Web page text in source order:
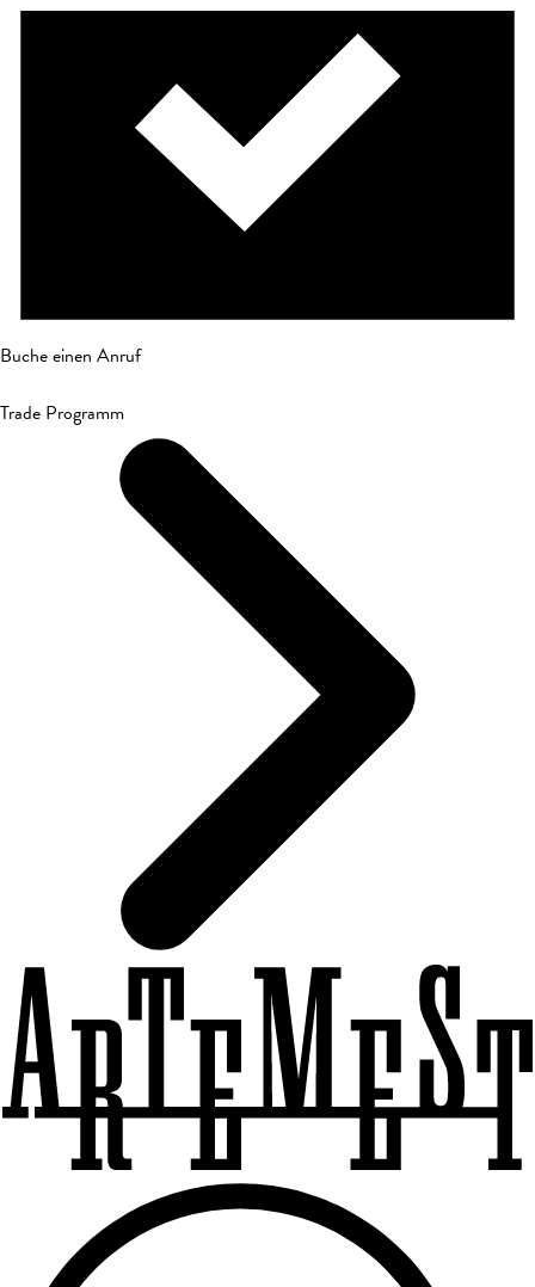
Buche einen Anruf
Trade Programm